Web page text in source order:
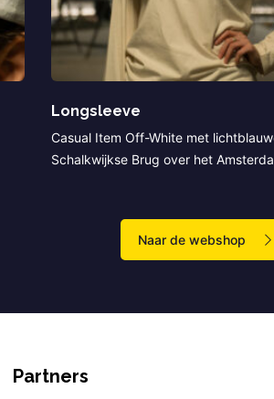
Longsleeve
Casual Item Off-White met
Schalkwijkse Brug over het
Naar de webshop
Partners